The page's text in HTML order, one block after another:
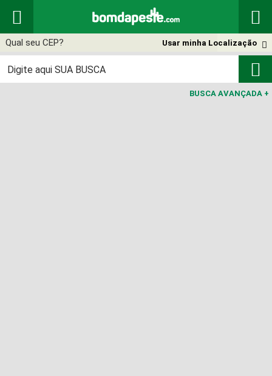
 

Usar minha Localização

BUSCA AVANÇADA +